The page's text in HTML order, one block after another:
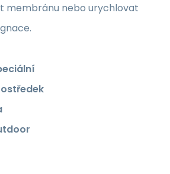
membránu nebo urychlovat